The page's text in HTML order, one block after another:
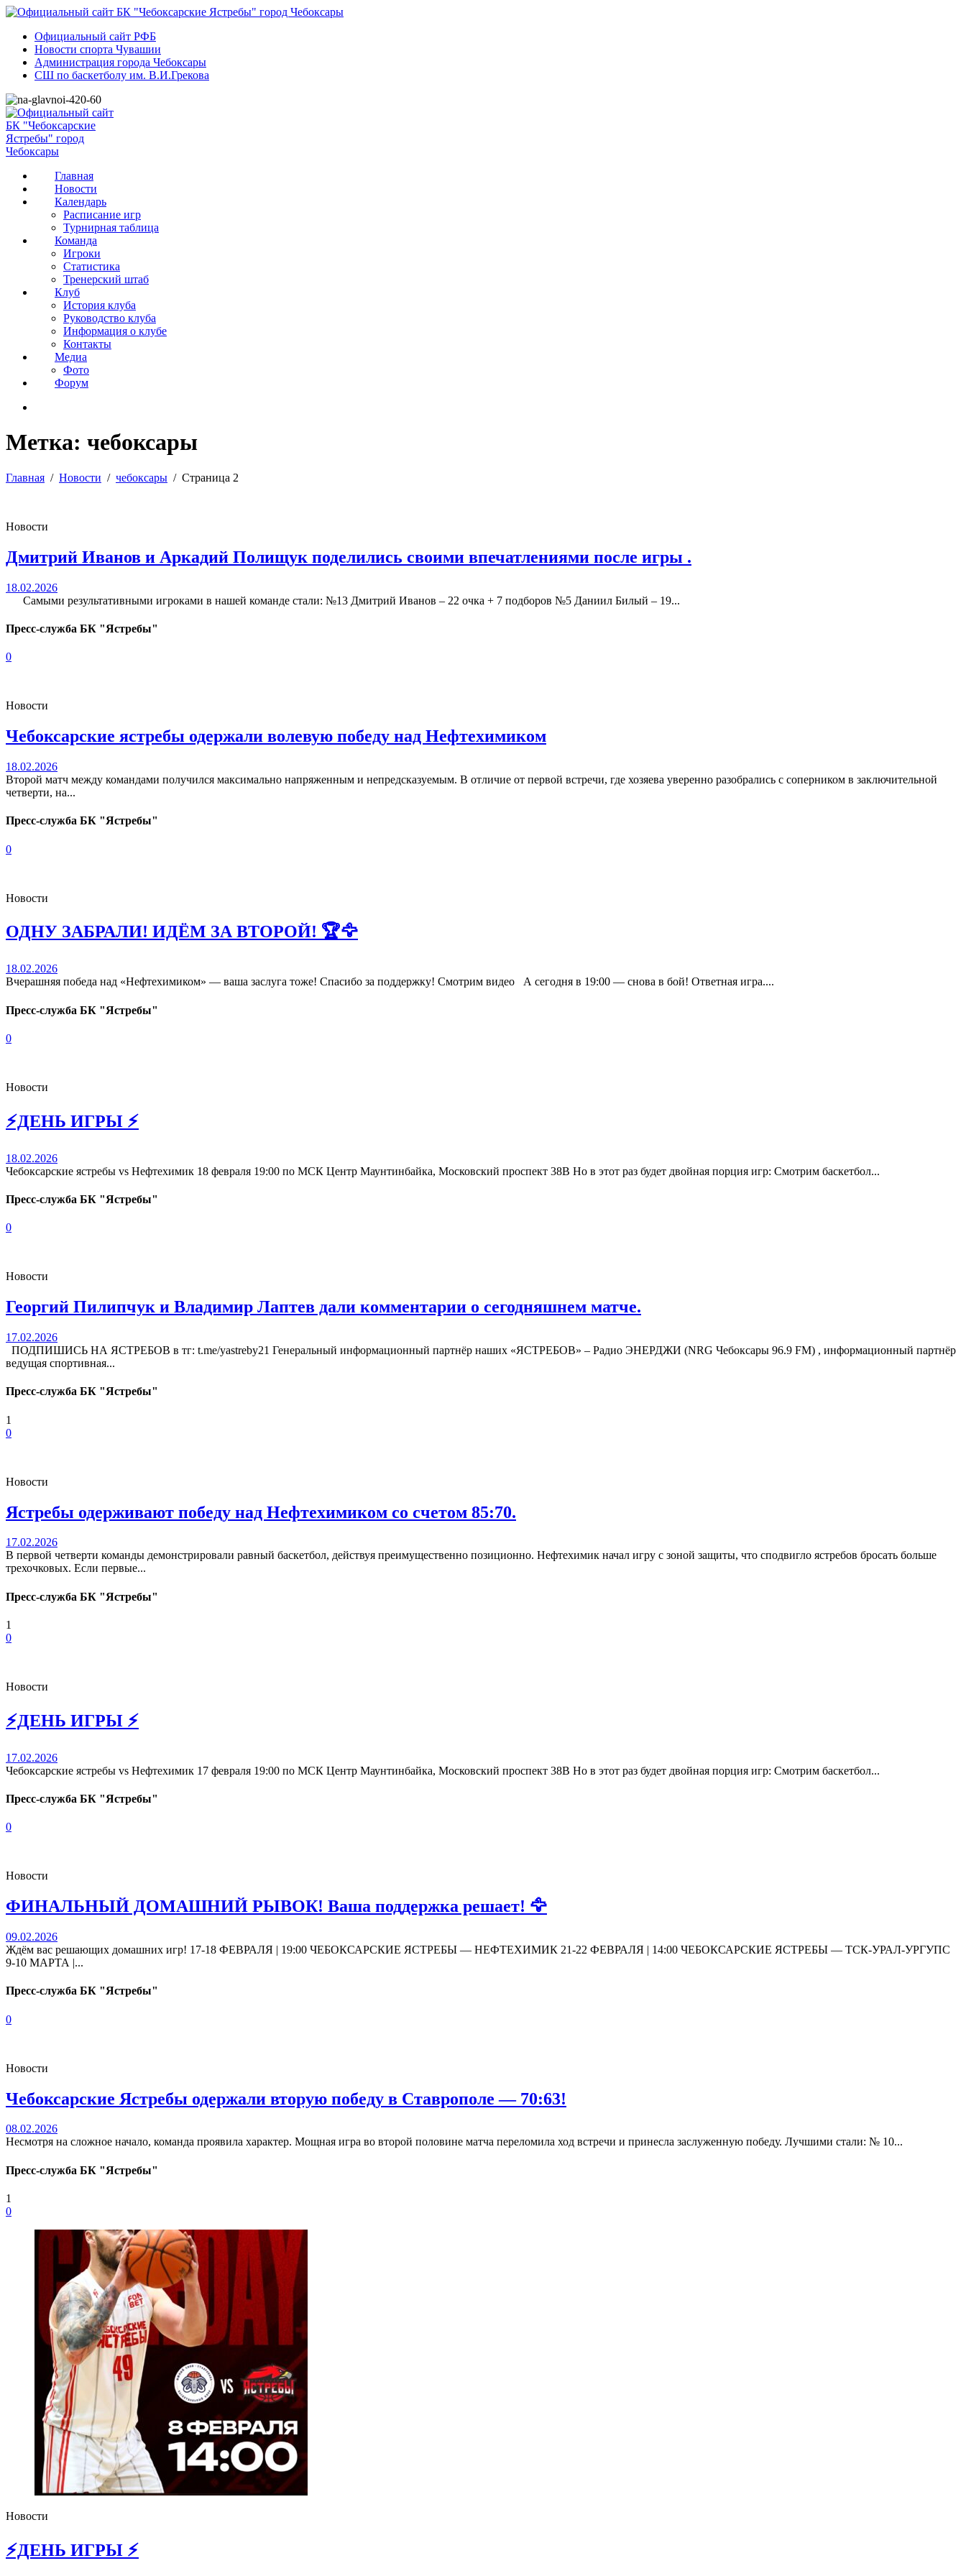
Официальный сайт РФБ
Новости спорта Чувашии
Администрация города Чебоксары
СШ по баскетболу им. В.И.Грекова
Главная
Новости
Календарь
Расписание игр
Турнирная таблица
Команда
Игроки
Статистика
Тренерский штаб
Клуб
История клуба
Руководство клуба
Информация о клубе
Контакты
Медиа
Фото
Форум
Метка: чебоксары
Главная Новости чебоксары Страница 2
Новости
Дмитрий Иванов и Аркадий Полищук поделились своими впечатлениями после игры .
18.02.2026
Самыми результативными игроками в нашей команде стали: №13 Дмитрий Иванов – 22 очка + 7 подборов №5 Даниил Билый – 19...
Пресс-служба БК "Ястребы"
0
Новости
Чебоксарские ястребы одержали волевую победу над Нефтехимиком
18.02.2026
Второй матч между командами получился максимально напряженным и непредсказуемым. В отличие от первой встречи, где хозяева уверенно разобрались с соперником в заключительной
четверти, на...
Пресс-служба БК "Ястребы"
0
Новости
ОДНУ ЗАБРАЛИ! ИДЁМ ЗА ВТОРОЙ! 🏆🦅
18.02.2026
Вчерашняя победа над «Нефтехимиком» — ваша заслуга тоже! Спасибо за поддержку! Смотрим видео А сегодня в 19:00 — снова в бой! Ответная игра....
Пресс-служба БК "Ястребы"
0
Новости
⚡️ДЕНЬ ИГРЫ ⚡️
18.02.2026
Чебоксарские ястребы vs Нефтехимик 18 февраля 19:00 по МСК Центр Маунтинбайка, Московский проспект 38В Но в этот раз будет двойная порция игр: Смотрим баскетбол...
Пресс-служба БК "Ястребы"
0
Новости
Георгий Пилипчук и Владимир Лаптев дали комментарии о сегодняшнем матче.
17.02.2026
ПОДПИШИСЬ НА ЯСТРЕБОВ в тг: t.me/yastreby21 Генеральный информационный партнёр наших «ЯСТРЕБОВ» – Радио ЭНЕРДЖИ (NRG Чебоксары 96.9 FM) , информационный партнёр
ведущая спортивная...
Пресс-служба БК "Ястребы"
1
0
Новости
Ястребы одерживают победу над Нефтехимиком со счетом 85:70.
17.02.2026
В первой четверти команды демонстрировали равный баскетбол, действуя преимущественно позиционно. Нефтехимик начал игру с зоной защиты, что сподвигло ястребов бросать больше
трехочковых. Если первые...
Пресс-служба БК "Ястребы"
1
0
Новости
⚡️ДЕНЬ ИГРЫ ⚡️
17.02.2026
Чебоксарские ястребы vs Нефтехимик 17 февраля 19:00 по МСК Центр Маунтинбайка, Московский проспект 38В Но в этот раз будет двойная порция игр: Смотрим баскетбол...
Пресс-служба БК "Ястребы"
0
Новости
ФИНАЛЬНЫЙ ДОМАШНИЙ РЫВОК! Ваша поддержка решает! 🦅
09.02.2026
Ждём вас решающих домашних игр! 17-18 ФЕВРАЛЯ | 19:00 ЧЕБОКСАРСКИЕ ЯСТРЕБЫ — НЕФТЕХИМИК 21-22 ФЕВРАЛЯ | 14:00 ЧЕБОКСАРСКИЕ ЯСТРЕБЫ — ТСК-УРАЛ-УРГУПС
9-10 МАРТА |...
Пресс-служба БК "Ястребы"
0
Новости
Чебоксарские Ястребы одержали вторую победу в Ставрополе — 70:63!
08.02.2026
Несмотря на сложное начало, команда проявила характер. Мощная игра во второй половине матча переломила ход встречи и принесла заслуженную победу. Лучшими стали: № 10...
Пресс-служба БК "Ястребы"
1
0
Новости
⚡️ДЕНЬ ИГРЫ ⚡️